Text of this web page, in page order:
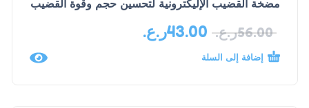
مضخة القضيب الإليكترونية لتحسين حجم وقوة القضيب
56.00ر.ع. 43.00ر.ع.
إضافة إلى السلة